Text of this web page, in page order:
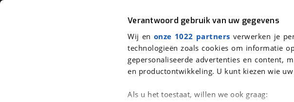
Verantwoord gebruik van uw gegevens
Wij en onze 1022 partners verwerken je
technologieën zoals cookies om informatie
gepersonaliseerde advertenties en content,
en productontwikkeling. U kunt kiezen wie
Als u het toestaat, willen we ook graag:
Auto Fiets Motor
Naked
We hebben 6 motoren voor je gevonden